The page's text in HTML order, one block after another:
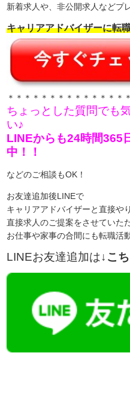
新着求人や、非公開求人などプ
キャリアアドバイザーに転
＊＊＊＊＊＊＊＊＊＊＊＊＊＊
ちょっとした質問でも
い♪
LINEからも24時間365
中！！
などのご相談もOK！
お友達追加後LINEで
キャリアアドバイザーと直接や
直接求人のご提案をさせていた
お仕事や家事の合間にも転職活
LINEお友達追加は↓こ